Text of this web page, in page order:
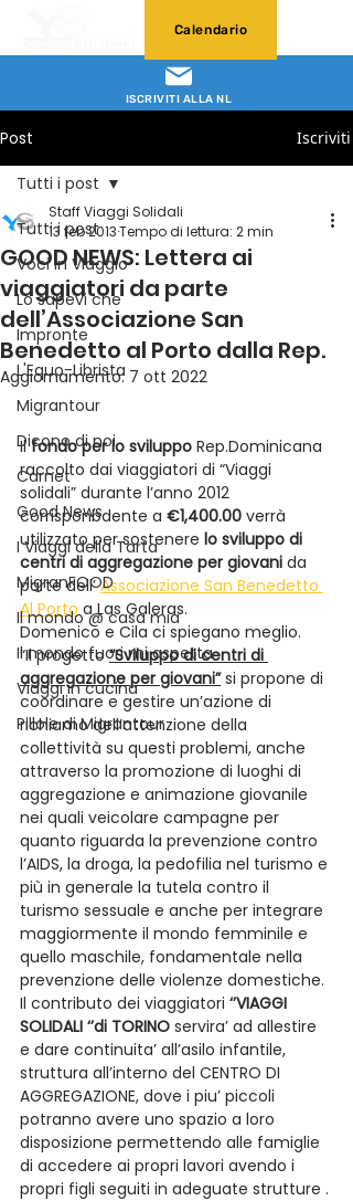
ISCRIVITI ALLA NL
Calendario
Post Iscriviti
Tutti i post
Voci in Viaggio
Lo sapevi che
Impronte
L'Equo-Librista
Migrantour
Dicono di noi
Carnet
Good News
I Viaggi della Tarta
MigranFOOD
Il mondo @ casa mia
Il mondo fuori mi aspetta
Viaggi in cucina
Pillole di Migrantour
Tutti i post
GOOD NEWS: Lettera ai
viaggiatori da parte
dell’Associazione San
Benedetto al Porto dalla Rep.
Staff Viaggi Solidali
13 feb 2013Tempo di lettura: 2 min
Aggiornamento: 7 ott 2022
Il fondo per lo sviluppo Rep.Dominicana
raccolto dai viaggiatori di “Viaggi
solidali” durante l’anno 2012
corrisponbdente a €1,400.00 verrà
utilizzato per sostenere lo sviluppo di
centri di aggregazione per giovani da
parte dell’ Associazione San Benedetto
Al Porto a Las Galeras.
Domenico e Cila ci spiegano meglio.
“Il progetto “Sviluppo di centri di
aggregazione per giovani” si propone di
coordinare e gestire un’azione di
richiamo dell’attenzione della
collettività su questi problemi, anche
attraverso la promozione di luoghi di
aggregazione e animazione giovanile
nei quali veicolare campagne per
quanto riguarda la prevenzione contro
l’AIDS, la droga, la pedofilia nel turismo e
più in generale la tutela contro il
turismo sessuale e anche per integrare
maggiormente il mondo femminile e
quello maschile, fondamentale nella
prevenzione delle violenze domestiche.
Il contributo dei viaggiatori ‘’VIAGGI
SOLIDALI ‘’di TORINO servira’ ad allestire
e dare continuita’ all’asilo infantile,
struttura all’interno del CENTRO DI
AGGREGAZIONE, dove i piu’ piccoli
potranno avere uno spazio a loro
disposizione permettendo alle famiglie
di accedere ai propri lavori avendo i
propri figli seguiti in adeguate strutture .